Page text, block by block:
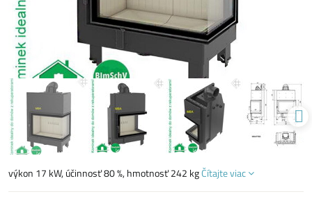
výkon 17 kW, účinnosť 80 %, hmotnosť 242 kgČítajte viac